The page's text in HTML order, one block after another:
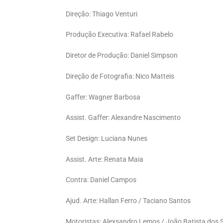
Direção: Thiago Venturi
Produção Executiva: Rafael Rabelo
Diretor de Produção: Daniel Simpson
Direção de Fotografia: Nico Matteis
Gaffer: Wagner Barbosa
Assist. Gaffer: Alexandre Nascimento
Set Design: Luciana Nunes
Assist. Arte: Renata Maia
Contra: Daniel Campos
Ajud. Arte: Hallan Ferro / Taciano Santos